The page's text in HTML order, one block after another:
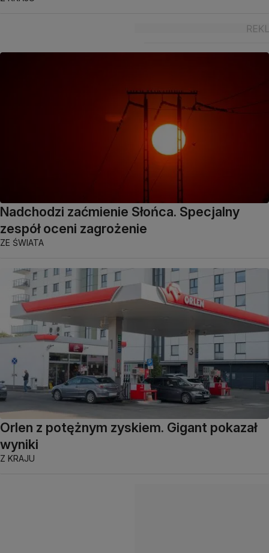
Nadchodzi zaćmienie Słońca. Specjalny
zespół oceni zagrożenie
ZE ŚWIATA
Orlen z potężnym zyskiem. Gigant pokazał
wyniki
Z KRAJU